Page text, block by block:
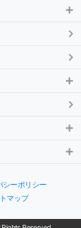
シーポリシー
マップ